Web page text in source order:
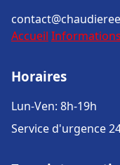
Accueil Informations
Horaires
Lun-Ven: 8h-19h
Service d'urgence